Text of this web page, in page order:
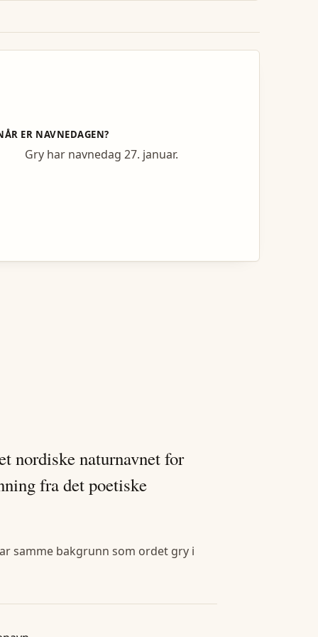
ER NAVNEDAGEN?
Gry har navnedag 27. januar.
nordiske naturnavnet for
fra det poetiske
samme bakgrunn som ordet gry i